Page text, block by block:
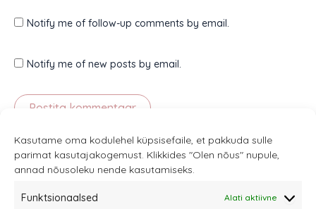
Kasutame oma kodulehel küpsisefaile, et pakkuda sulle
parimat kasutajakogemust. Klikkides "Olen nõus" nupule,
annad nõusoleku nende kasutamiseks.
Funktsionaalsed Alati aktiivne
Notify me of follow-up comments by email.
Notify me of new posts by email.